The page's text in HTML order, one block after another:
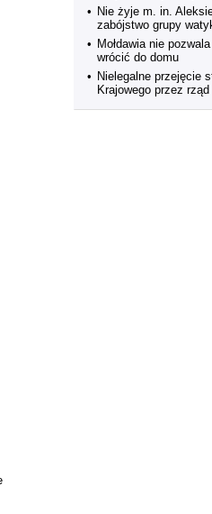
• Nie żyje m. in.
zabójstwo grupy
• Mołdawia nie
wrócić do domu
• Nielegalne przejęcie
Krajowego przez rząd